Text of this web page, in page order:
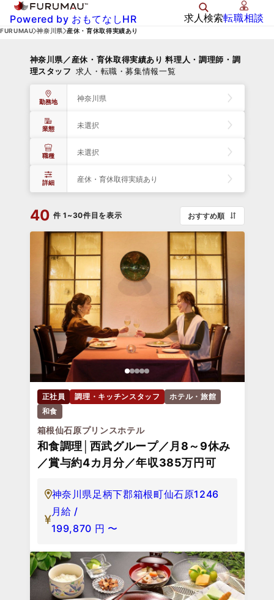
Powered by おもてなしHR 求人検索転職相談
FURUMAU 神奈川県 産休・育休取得実績あり
神奈川県／産休・育休取得実績あり 料理人・調理師・調
理スタッフ 求人・転職・募集情報一覧
勤務地 神奈川県
業態 未選択
職種 未選択
詳細 産休・育休取得実績あり
40 件 1~30件目を表示 おすすめ順
正社員 調理・キッチンスタッフ
ホテル・旅館
和食
箱根仙石原プリンスホテル
和食調理│西武グループ／月8～9休み
／賞与約4カ月分／年収385万円可
神奈川県足柄下郡箱根町仙石原1246
月給 /
199,870 円 〜